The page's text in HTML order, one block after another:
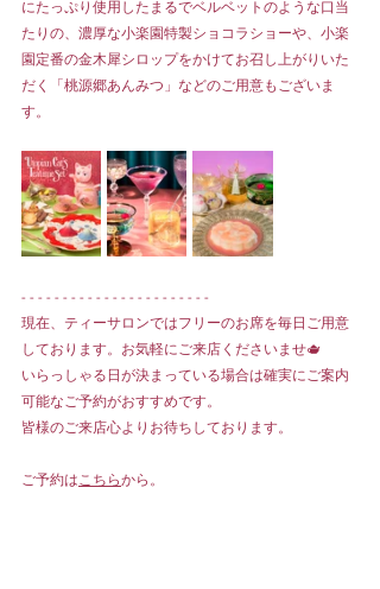
にたっぷり使用したまるでベルベットのような口当
たりの、濃厚な小楽園特製ショコラショーや、小楽
園定番の金木犀シロップをかけてお召し上がりいた
だく「桃源郷あんみつ」などのご用意もございま
す。
- - - - - - - - - - - - - - - - - - - - - - -
現在、ティーサロンではフリーのお席を毎日ご用意
しております。お気軽にご来店くださいませ🫖
いらっしゃる日が決まっている場合は確実にご案内
可能なご予約がおすすめです。
皆様のご来店心よりお待ちしております。
ご予約は こちらから。